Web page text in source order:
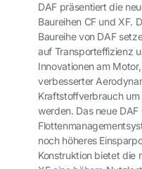
DAF präsentiert die
Baureihen CF und XF.
Baureihe von DAF
auf Transporteffizienz
Innovationen am
verbesserter
Kraftstoffverbrauch
werden. Das neue DAF
noch höheres
Konstruktion bietet die